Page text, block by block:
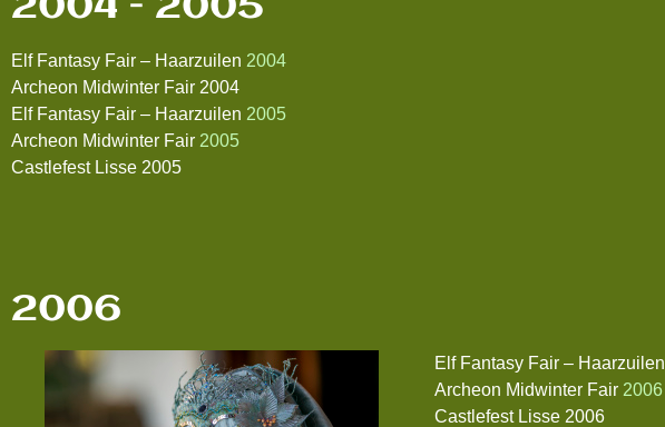
2004 - 2005
Elf Fantasy Fair – Haarzuilen 2004
Archeon Midwinter Fair 2004
Elf Fantasy Fair – Haarzuilen 2005
Archeon Midwinter Fair 2005
Castlefest Lisse 2005
2006
Elf Fantasy Fair – Haarzuilen
Archeon Midwinter Fair 2006
Castlefest Lisse 2006